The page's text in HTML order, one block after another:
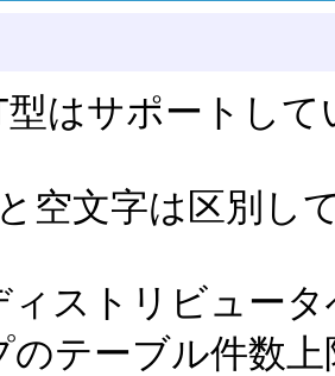
型はサポートして
空文字は区別し
ィストリビュー
のテーブル件数